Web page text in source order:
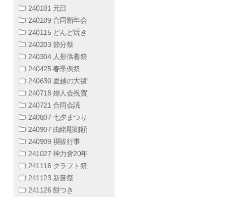
240101 元日
240109 合同新年会
240115 どんど焼き
240203 節分祭
240304 人形供養祭
240425 春季例祭
240630 夏越の大祓
240718 婦人会祝賀
240721 合同会議
240807 七夕まつり
240907 由緒彫刻額
240909 禊祓行事
241027 神力會20年
241116 クラフト祭
241123 新嘗祭
241126 餅つき